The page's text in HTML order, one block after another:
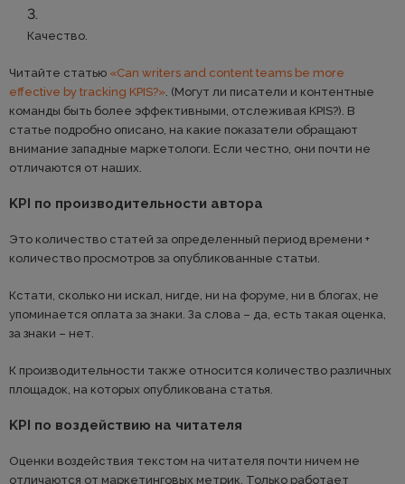
Качество.
Читайте статью «Can writers and content teams be more
effective by tracking KPIS?». (Могут ли писатели и контентные
команды быть более эффективными, отслеживая KPIS?). В
статье подробно описано, на какие показатели обращают
внимание западные маркетологи. Если честно, они почти не
отличаются от наших.
KPI по производительности автора
Это количество статей за определенный период времени +
количество просмотров за опубликованные статьи.
Кстати, сколько ни искал, нигде, ни на форуме, ни в блогах, не
упоминается оплата за знаки. За слова – да, есть такая оценка,
за знаки – нет.
К производительности также относится количество различных
площадок, на которых опубликована статья.
KPI по воздействию на читателя
Оценки воздействия текстом на читателя почти ничем не
отличаются от маркетинговых метрик. Только работает